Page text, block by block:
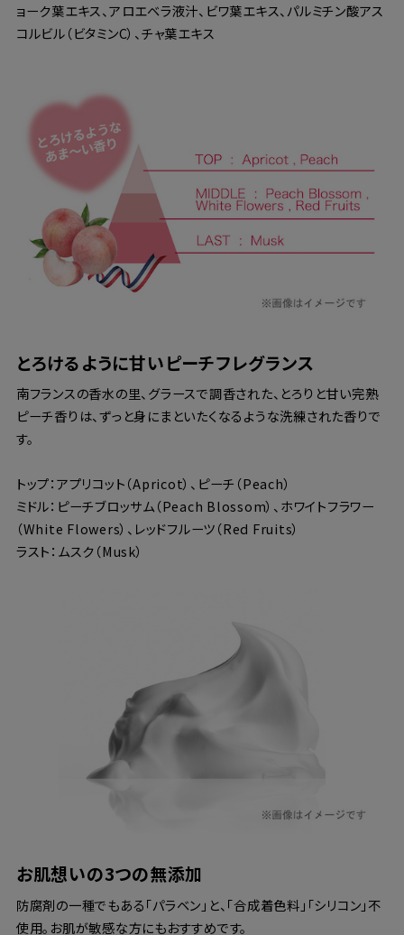
ョーク葉エキス、アロエベラ液汁、ビワ葉エキス、パルミチン酸アス
コルビル（ビタミンC）、チャ葉エキス
とろけるように甘いピーチフレグランス
南フランスの香水の里、グラースで調香された、とろりと甘い完熟
ピーチ香りは、ずっと身にまといたくなるような洗練された香りで
す。
トップ：アプリコット（Apricot）、ピーチ（Peach）
ミドル：ピーチブロッサム（Peach Blossom）、ホワイトフラワー
（White Flowers）、レッドフルーツ（Red Fruits）
ラスト：ムスク（Musk）
お肌想いの3つの無添加
防腐剤の一種でもある「パラベン」と、「合成着色料」「シリコン」不
使用。お肌が敏感な方にもおすすめです。